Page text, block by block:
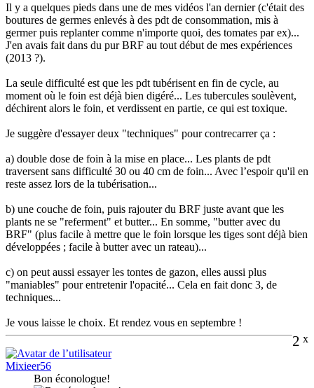
Il y a quelques pieds dans une de mes vidéos l'an dernier (c'était des
boutures de germes enlevés à des pdt de consommation, mis à
germer puis replanter comme n'importe quoi, des tomates par ex)...
J'en avais fait dans du pur BRF au tout début de mes expériences
(2013 ?).
La seule difficulté est que les pdt tubérisent en fin de cycle, au
moment où le foin est déjà bien digéré... Les tubercules soulèvent,
déchirent alors le foin, et verdissent en partie, ce qui est toxique.
Je suggère d'essayer deux "techniques" pour contrecarrer ça :
a) double dose de foin à la mise en place... Les plants de pdt
traversent sans difficulté 30 ou 40 cm de foin... Avec l’espoir qu'il en
reste assez lors de la tubérisation...
b) une couche de foin, puis rajouter du BRF juste avant que les
plants ne se "referment" et butter... En somme, "butter avec du
BRF" (plus facile à mettre que le foin lorsque les tiges sont déjà bien
développées ; facile à butter avec un rateau)...
c) on peut aussi essayer les tontes de gazon, elles aussi plus
"maniables" pour entretenir l'opacité... Cela en fait donc 3, de
techniques...
Je vous laisse le choix. Et rendez vous en septembre !
2 x
Mixieer56
Bon éconologue!